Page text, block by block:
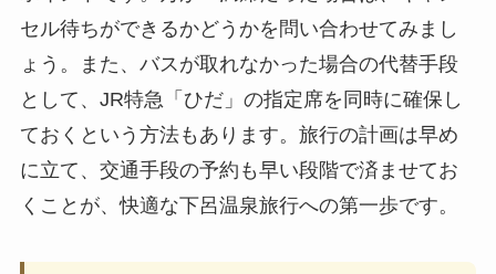
セル待ちができるかどうかを問い合わせてみまし
ょう。また、バスが取れなかった場合の代替手段
として、JR特急「ひだ」の指定席を同時に確保し
ておくという方法もあります。旅行の計画は早め
に立て、交通手段の予約も早い段階で済ませてお
くことが、快適な下呂温泉旅行への第一歩です。